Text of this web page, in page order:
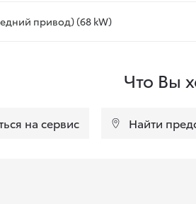
привод) (68 kW)
Что Вы
на сервис Найти